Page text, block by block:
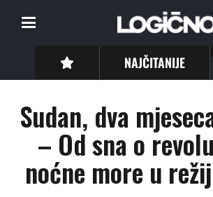
NAJČITANIJE
Sudan, dva
– Od sna o
noćne more u